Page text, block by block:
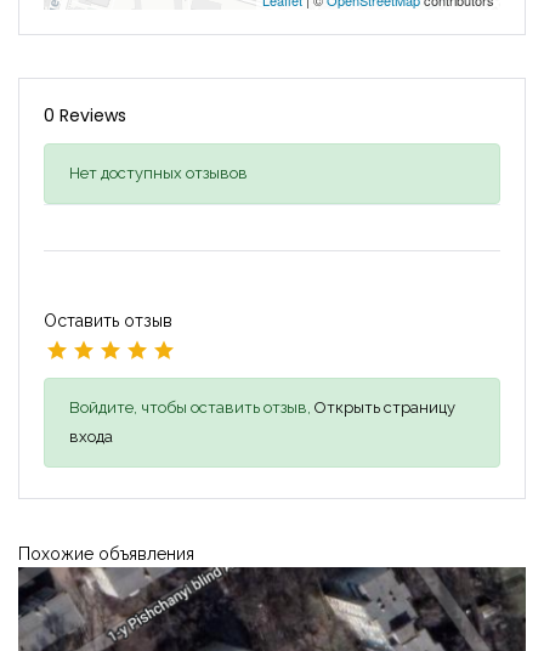
0 Reviews
Нет доступных отзывов
Оставить отзыв
Войдите, чтобы оставить отзыв, Открыть страницу
входа
Похожие объявления